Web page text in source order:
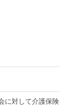
に対して介護保